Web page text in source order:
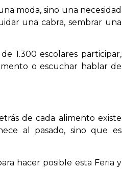
moda, sino una necesidad
una cabra, sembrar una
1.300 escolares participar,
o escuchar hablar de
de cada alimento existe
al pasado, sino que es
hacer posible esta Feria y